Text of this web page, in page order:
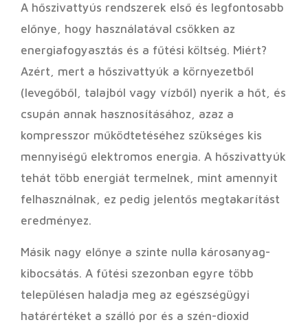
A hőszivattyús rendszerek első és legfontosabb
előnye, hogy használatával csökken az
energiafogyasztás és a fűtési költség. Miért?
Azért, mert a hőszivattyúk a környezetből
(levegőből, talajból vagy vízből) nyerik a hőt, és
csupán annak hasznosításához, azaz a
kompresszor működtetéséhez szükséges kis
mennyiségű elektromos energia. A hőszivattyúk
tehát több energiát termelnek, mint amennyit
felhasználnak, ez pedig jelentős megtakarítást
eredményez.
Másik nagy előnye a szinte nulla károsanyag-
kibocsátás. A fűtési szezonban egyre több
településen haladja meg az egészségügyi
határértéket a szálló por és a szén-dioxid